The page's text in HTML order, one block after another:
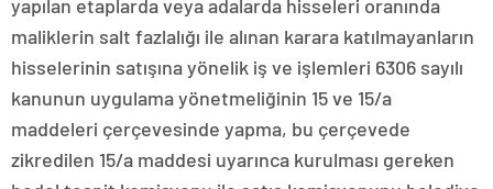
yapılan etaplarda veya adalarda hisseleri oranında
maliklerin salt fazlalığı ile alınan karara katılmayanların
hisselerinin satışına yönelik iş ve işlemleri 6306 sayılı
kanunun uygulama yönetmeliğinin 15 ve 15/a
maddeleri çerçevesinde yapma, bu çerçevede
zikredilen 15/a maddesi uyarınca kurulması gereken